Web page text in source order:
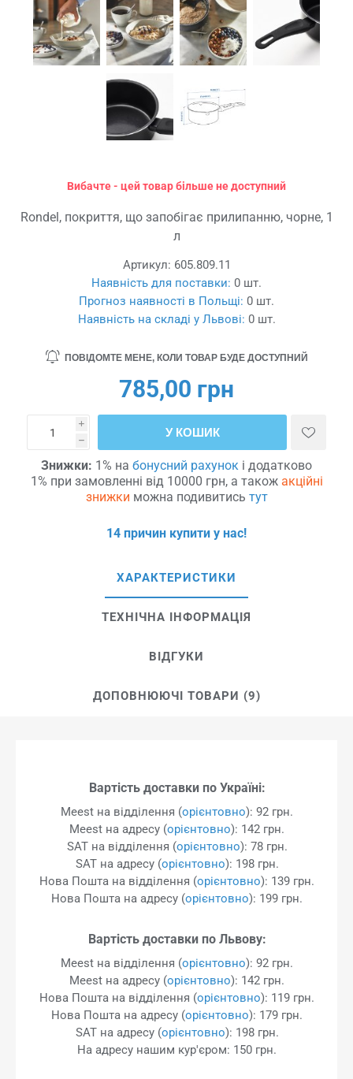
Вибачте - цей товар більше не доступний
Rondel, покриття, що запобігає прилипанню, чорне, 1
л
Артикул: 605.809.11
Наявність для поставки: 0 шт.
Прогноз наявності в Польщі: 0 шт.
Наявність на складі у Львові: 0 шт.
ПОВІДОМТЕ МЕНЕ, КОЛИ ТОВАР БУДЕ ДОСТУПНИЙ
785,00 грн
i
h
У КОШИК
Знижки: 1% на бонусний рахунок і додатково
1% при замовленні від 10000 грн, а також акційні
знижки можна подивитись тут
14 причин купити у нас!
ХАРАКТЕРИСТИКИ
ТЕХНІЧНА ІНФОРМАЦІЯ
ВІДГУКИ
ДОПОВНЮЮЧІ ТОВАРИ (9)
Вартість доставки по Україні:
Meest на відділення (орієнтовно): 92 грн.
Meest на адресу (орієнтовно): 142 грн.
SAT на відділення (орієнтовно): 78 грн.
SAT на адресу (орієнтовно): 198 грн.
Нова Пошта на відділення (орієнтовно): 139 грн.
Нова Пошта на адресу (орієнтовно): 199 грн.
Вартість доставки по Львову:
Meest на відділення (орієнтовно): 92 грн.
Meest на адресу (орієнтовно): 142 грн.
Нова Пошта на відділення (орієнтовно): 119 грн.
Нова Пошта на адресу (орієнтовно): 179 грн.
SAT на адресу (орієнтовно): 198 грн.
На адресу нашим кур'єром: 150 грн.